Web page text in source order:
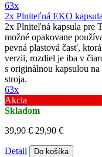
63x
2x Plniteľná EKO
2x Plniteľná kapsula pre
možné opakovane
pevná plastová časť,
verzii, rozdiel je iba v
s originálnou kapsulou
stroja.
63x
Akcia
Skladom
39,90 € 29,90 €
Detail Do košíka